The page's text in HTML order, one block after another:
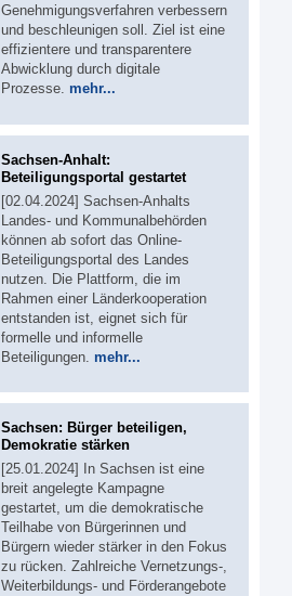
Genehmigungsverfahren verbessern
und beschleunigen soll. Ziel ist eine
effizientere und transparentere
Abwicklung durch digitale
Prozesse. mehr...
Sachsen-Anhalt:
Beteiligungsportal gestartet
[02.04.2024] Sachsen-Anhalts
Landes- und Kommunalbehörden
können ab sofort das Online-
Beteiligungsportal des Landes
nutzen. Die Plattform, die im
Rahmen einer Länderkooperation
entstanden ist, eignet sich für
formelle und informelle
Beteiligungen. mehr...
Sachsen: Bürger beteiligen,
Demokratie stärken
[25.01.2024] In Sachsen ist eine
breit angelegte Kampagne
gestartet, um die demokratische
Teilhabe von Bürgerinnen und
Bürgern wieder stärker in den Fokus
zu rücken. Zahlreiche Vernetzungs-,
Weiterbildungs- und Förderangebote